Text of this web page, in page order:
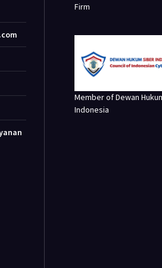
Firm
Member of Dewan
Indonesia